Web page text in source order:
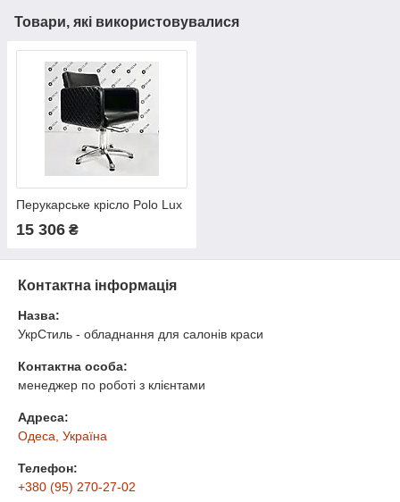
Товари, які використовувалися
Перукарське крісло Polo Lux
15 306 ₴
Контактна інформація
Назва:
УкрСтиль - обладнання для салонів краси
Контактна особа:
менеджер по роботі з клієнтами
Адреса:
Одеса, Україна
Телефон:
+380 (95) 270-27-02